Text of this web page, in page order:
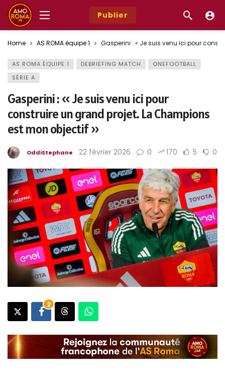
Publier
Home AS ROMA équipe 1 Gasperini : « Je suis venu ici pour
AS ROMA ÉQUIPE 1 DEBRIEFING MATCH
ONEFOOTBALL
SÉRIE A
Gasperini : « Je suis venu ici pour
construire un grand projet. La Champions
est mon objectif »
OddiStephane 22 février 2026 0 170 5 0
2